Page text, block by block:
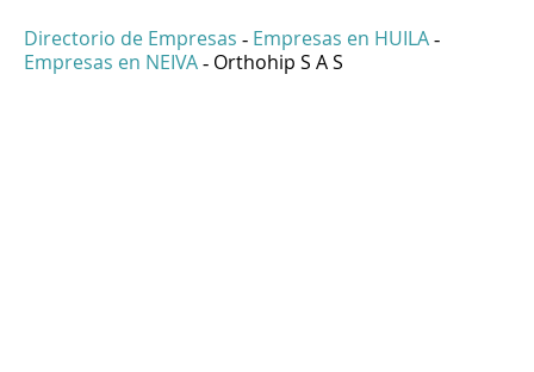
Directorio de Empresas - Empresas en HUILA -
Empresas en NEIVA - Orthohip S A S